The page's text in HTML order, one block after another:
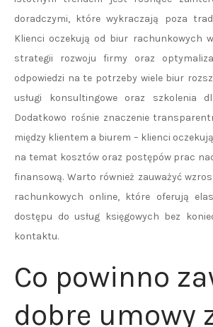
doradczymi, które wykraczają poza
Klienci oczekują od biur rachunkowych
strategii rozwoju firmy oraz
odpowiedzi na te potrzeby wiele biur
usługi konsultingowe oraz szkolenia
Dodatkowo rośnie znaczenie
między klientem a biurem – klienci
na temat kosztów oraz postępów prac
finansową. Warto również zauważyć
rachunkowych online, które oferują
dostępu do usług księgowych bez
kontaktu.
Co powinno
dobre umowy